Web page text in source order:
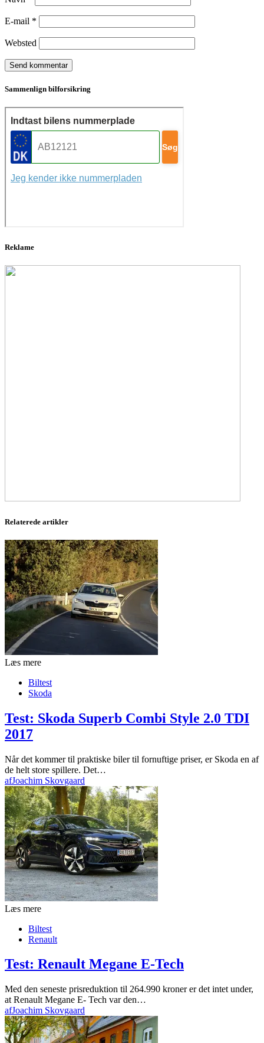
E-mail *
Websted
Sammenlign bilforsikring
Reklame
Relaterede artikler
Læs mere
Biltest
Skoda
Test: Skoda Superb Combi Style 2.0 TDI
2017
Når det kommer til praktiske biler til fornuftige priser, er Skoda en af
de helt store spillere. Det…
afJoachim Skovgaard
Læs mere
Biltest
Renault
Test: Renault Megane E-Tech
Med den seneste prisreduktion til 264.990 kroner er det intet under,
at Renault Megane E- Tech var den…
afJoachim Skovgaard